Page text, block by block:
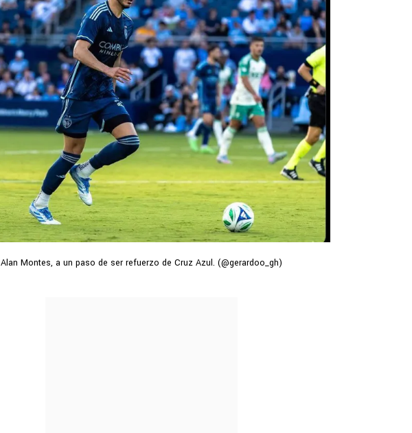
Alan Montes, a un paso de ser refuerzo de Cruz Azul. (@gerardoo_gh)